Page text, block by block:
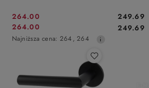
Cena
promocyjna:
264.00
Cena
promocyjna:
264.00
Najniższa
dni
przed
Najniższa cena: 264 , 264
Cena:
249.69
Cena:
249.69